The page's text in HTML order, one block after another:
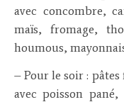
avec concombre,
maïs, fromage,
houmous,
– Pour le soir :
avec poisson